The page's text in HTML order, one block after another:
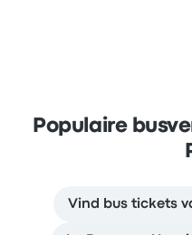
Populaire
Vind bus tickets